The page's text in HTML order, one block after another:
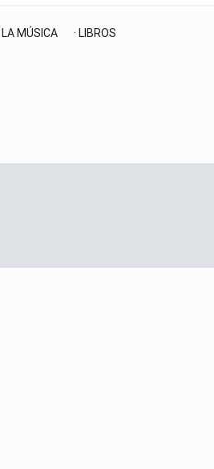
LA MÚSICA · LIBROS